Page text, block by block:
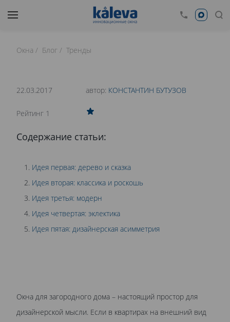
0
ВАРИАНТОВ ДИЗАЙНА
Окна Блог Тренды
Содержание статьи:
Идея первая: дерево и сказка
Идея вторая: классика и роскошь
Идея третья: модерн
Идея четвертая: эклектика
Идея пятая: дизайнерская асимметрия
22.03.2017 автор: КОНСТАНТИН БУТУЗОВ
Рейтинг 1
Окна для загородного дома – настоящий простор для
дизайнерской мысли. Если в квартирах на внешний вид